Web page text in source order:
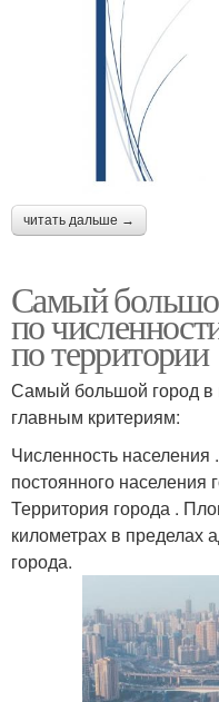
читать дальше →
Самый
по
по территории
Самый большой город в
главным критериям:
Численность населения
постоянного населения
Территория города .
километрах в пределах
города.